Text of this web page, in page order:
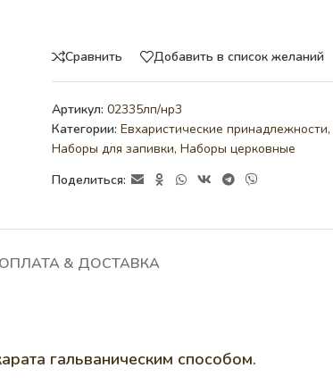
Сравнить Добавить в список желаний
Артикул: 02335лп/нр3
Категории: Евхаристические принадлежности,
Наборы для запивки, Наборы церковные
Поделиться:
ОПЛАТА & ДОСТАВКА
гальваническим способом.